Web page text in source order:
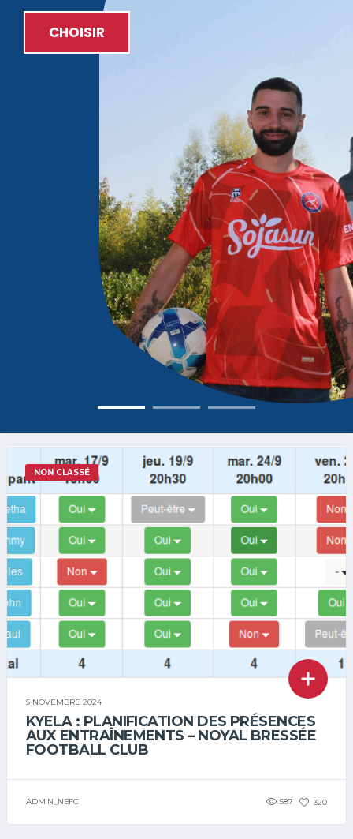
CHOISIR
NON CLASSÉ
5 NOVEMBRE 2024
KYELA : PLANIFICATION DES PRÉSENCES
AUX ENTRAÎNEMENTS – NOYAL BRESSÉE
FOOTBALL CLUB
ADMIN_NBFC 587 320